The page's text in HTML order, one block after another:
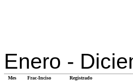
Enero -
Mes Frac-Inciso Registrado